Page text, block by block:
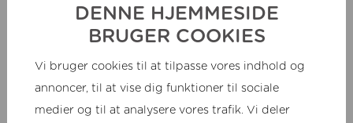
Kontakt os
DENNE HJEMMESIDE
BRUGER COOKIES
Vi bruger cookies til at tilpasse vores indhold og
annoncer, til at vise dig funktioner til sociale
medier og til at analysere vores trafik. Vi deler